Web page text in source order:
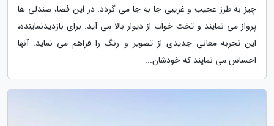
چیز به طرز عجیب و غریبی جا به جا می گردد. در این فضا، صندلی ها
پرواز می نمایند و تخت خواب از دیوار بالا می آید. برای بازدیدنماینده،
این تجربه معانی جدیدی از تصویر و رنگ را فراهم می نماید. آنها
احساس می نمایند که خودشان...